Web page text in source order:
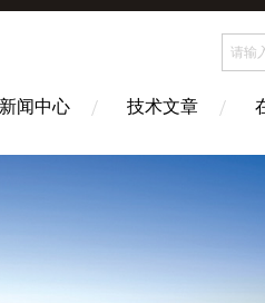
新闻中心 技术文章